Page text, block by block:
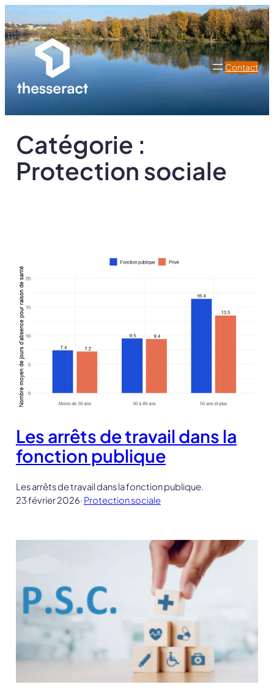
au
contenu
Contact
Catégorie :
Protection sociale
Les arrêts de travail dans la
fonction publique
Les arrêts de travail dans la fonction publique.
23 février 2026· Protection sociale